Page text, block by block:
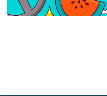
Navigáció